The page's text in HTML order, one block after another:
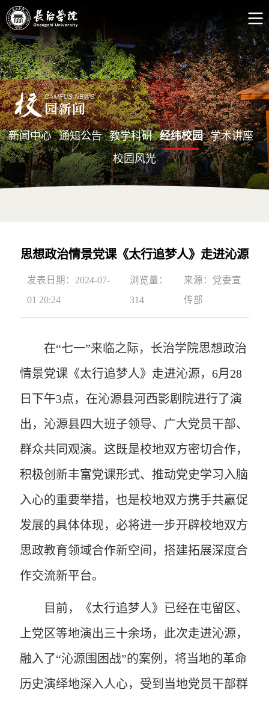
新闻中心 通知公告 教学科研 经纬校园 学术讲座
校园风光
思想政治情景党课《太行追梦人》走进沁源
发表日期：2024-07-
01 20:24
浏览量：
314
来源：党委宣
传部
在“七一”来临之际，长治学院思想政治
情景党课《太行追梦人》走进沁源，6月28
日下午3点，在沁源县河西影剧院进行了演
出，沁源县四大班子领导、广大党员干部、
群众共同观演。这既是校地双方密切合作，
积极创新丰富党课形式、推动党史学习入脑
入心的重要举措，也是校地双方携手共赢促
发展的具体体现，必将进一步开辟校地双方
思政教育领域合作新空间，搭建拓展深度合
作交流新平台。
目前，《太行追梦人》已经在屯留区、
上党区等地演出三十余场，此次走进沁源，
融入了“沁源围困战”的案例，将当地的革命
历史演绎地深入人心，受到当地党员干部群